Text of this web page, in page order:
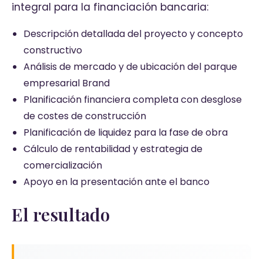
integral para la financiación bancaria:
Descripción detallada del proyecto y concepto
constructivo
Análisis de mercado y de ubicación del parque
empresarial Brand
Planificación financiera completa con desglose
de costes de construcción
Planificación de liquidez para la fase de obra
Cálculo de rentabilidad y estrategia de
comercialización
Apoyo en la presentación ante el banco
El resultado